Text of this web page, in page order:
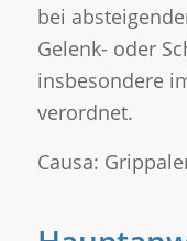
bei
Gelenk- oder
insbesondere
verordnet.
Causa: